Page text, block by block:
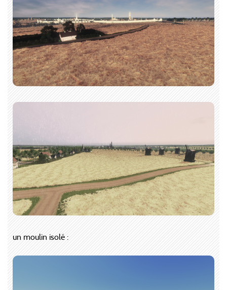
un moulin isolé :